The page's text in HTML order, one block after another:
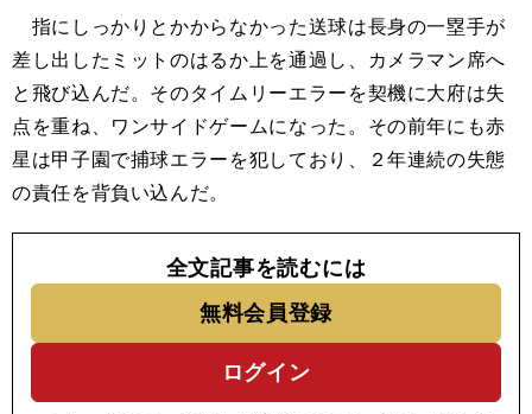
指にしっかりとかからなかった送球は長身の一塁手が
差し出したミットのはるか上を通過し、カメラマン席へ
と飛び込んだ。そのタイムリーエラーを契機に大府は失
点を重ね、ワンサイドゲームになった。その前年にも赤
星は甲子園で捕球エラーを犯しており、２年連続の失態
の責任を背負い込んだ。
全文記事を読むには
無料会員登録
ログイン